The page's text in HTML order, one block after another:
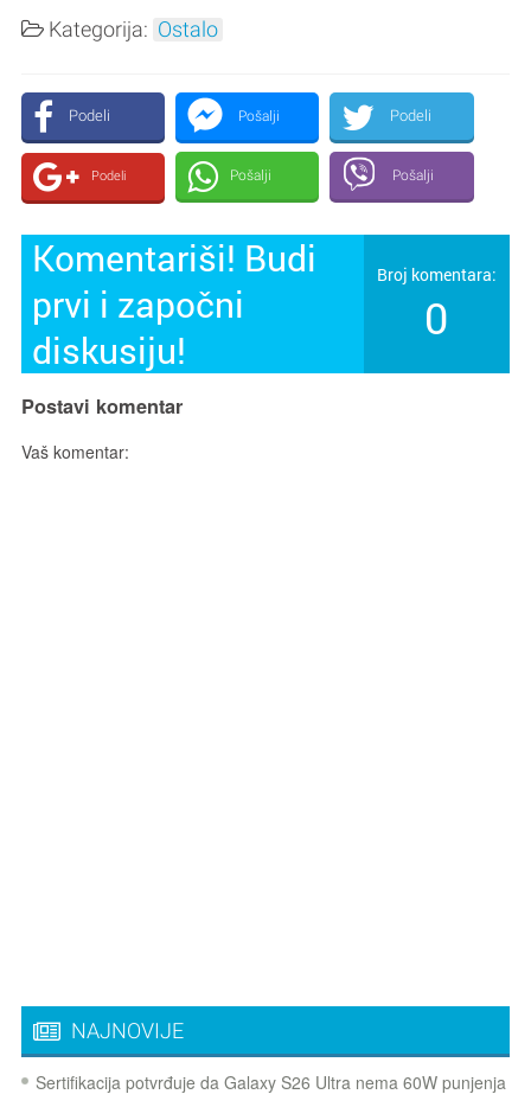
Kategorija: Ostalo
Podeli Pošalji Podeli
Podeli Pošalji Pošalji
Komentariši! Budi
prvi i započni
diskusiju!
Broj komentara:
0
Postavi komentar
Vaš komentar:
NAJNOVIJE
Sertifikacija potvrđuje da Galaxy S26 Ultra nema 60W punjenja